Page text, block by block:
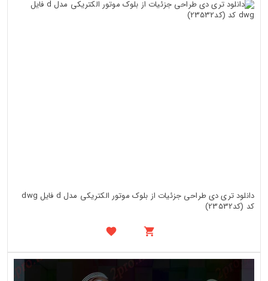
دانلود تری دی طراحی جزئیات از بلوک موتور الکتریکی مدل d فایل dwg
کد (کد23532)